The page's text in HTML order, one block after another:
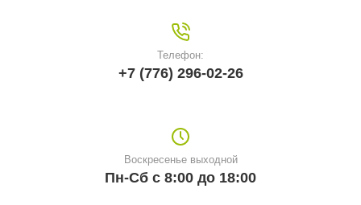
Телефон:
+7 (776) 296-02-26
Воскресенье выходной
Пн-Сб с 8:00 до 18:00